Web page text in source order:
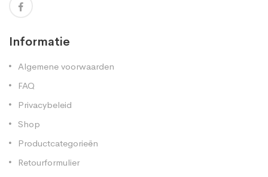
Informatie
Algemene voorwaarden
FAQ
Privacybeleid
Shop
Productcategorieën
Retourformulier